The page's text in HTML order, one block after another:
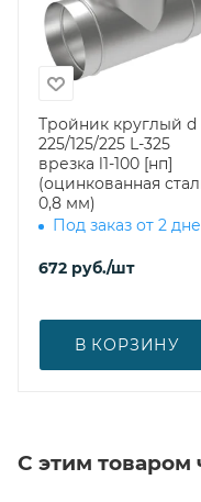
Тройник круглый d
225/125/225 L-325
врезка l1-100 [нп]
(оцинкованная
0,8 мм)
Под заказ от 2
672 руб./шт
В КОРЗИНУ
С этим товаром